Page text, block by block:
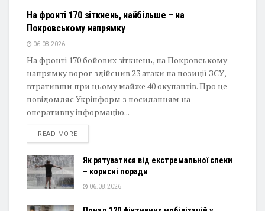
На фронті 170 зіткнень, найбільше – на
Покровському напрямку
06.08.2026
На фронті 170 бойових зіткнень, на Покровському
напрямку ворог здійснив 23 атаки на позиції ЗСУ,
втративши при цьому майже 40 окупантів. Про це
повідомляє Укрінформ з посиланням на
оперативну інформацію...
READ MOREDETAILS
Як рятуватися від екстремальної спеки
– корисні поради
06.08.2026